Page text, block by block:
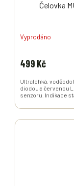
Čelovka
Vyprodáno
499 Kč
Ultralehká,
diodou a červenou
senzoru. Indikace